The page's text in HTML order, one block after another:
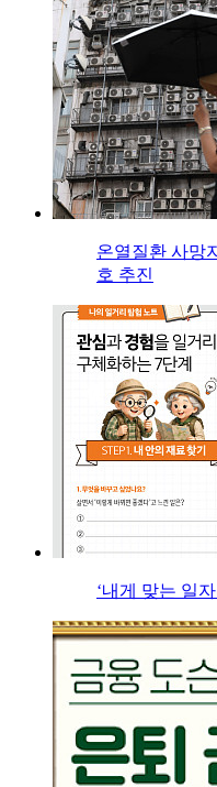
온열질환 사망
호 추진
‘내게 맞는 일